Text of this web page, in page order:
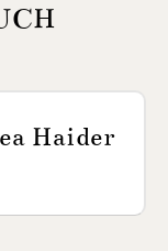
Haider